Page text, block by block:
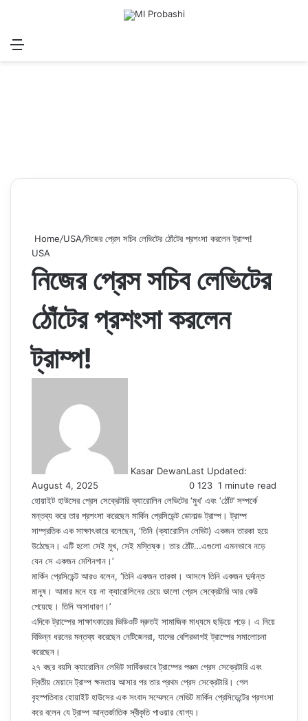
Menu
Home/USA/নিজের প্রেস সচিব লেভিটের ঠোঁটের প্রশংসা করলেন ট্রাম্প!
USA
নিজের প্রেস সচিব লেভিটের
ঠোঁটের প্রশংসা করলেন
ট্রাম্প!
Kasar DewanLast Updated:
August 4, 2025
0 123 1 minute read
হোয়াইট হাউসের প্রেস সেক্রেটারি ক্যারোলিন লেভিটের ‘মুখ’ এবং ‘ঠোঁট’ সম্পর্কে
মন্তব্য করে তার প্রশংসা করেছেন মার্কিন প্রেসিডেন্ট ডোনাল্ড ট্রাম্প। ট্রাম্প
সাম্প্রতিক এক সাক্ষাৎকারে বলেছেন, ‘তিনি (ক্যারোলিন লেভিট) একজন তারকা হয়ে
উঠেছেন। এটি হলো সেই মুখ, সেই মস্তিষ্ক। তার ঠোঁট…এগুলো এমনভাবে নড়ে
যেন সে একজন মেশিনগান।’
মার্কিন প্রেসিডেন্ট আরও বলেন, ‘তিনি একজন তারকা। আসলে তিনি একজন দুর্দান্ত
মানুষ। আমার মনে হয় না ক্যারোলিনের চেয়ে ভালো প্রেস সেক্রেটারি আর কেউ
পেয়েছে। তিনি অসাধারণ।’
এদিকে ট্রাম্পের সাক্ষাৎকারের ভিডিওটি দ্রুতই সামাজিক মাধ্যমে ছড়িয়ে পড়ে। এ নিয়ে
বিভিন্ন ধরনের মন্তব্য করেছেন নেটিজেনরা, যাদের বেশিরভাগই ট্রাম্পের সমালোচনা
করেছেন।
২৭ বছর বয়সি ক্যারোলিন লেভিট সার্বিকভাবে ট্রাম্পের পঞ্চম প্রেস সেক্রেটারি এবং
দ্বিতীয় মেয়াদে ট্রাম্প ক্ষমতায় আসার পর তার প্রথম প্রেস সেক্রেটারি। গেল
বৃহস্পতিবার হোয়াইট হাউসের এক সংবাদ সম্মেলনে লেভিট মার্কিন প্রেসিডেন্টের প্রশংসা
করে বলেন যে ট্রাম্প আন্তর্জাতিক স্বীকৃতি পাওয়ার যোগ্য।